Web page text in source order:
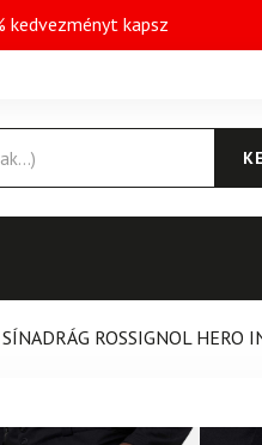
kedvezményt kapsz
SÍNADRÁG ROSSIGNOL HERO